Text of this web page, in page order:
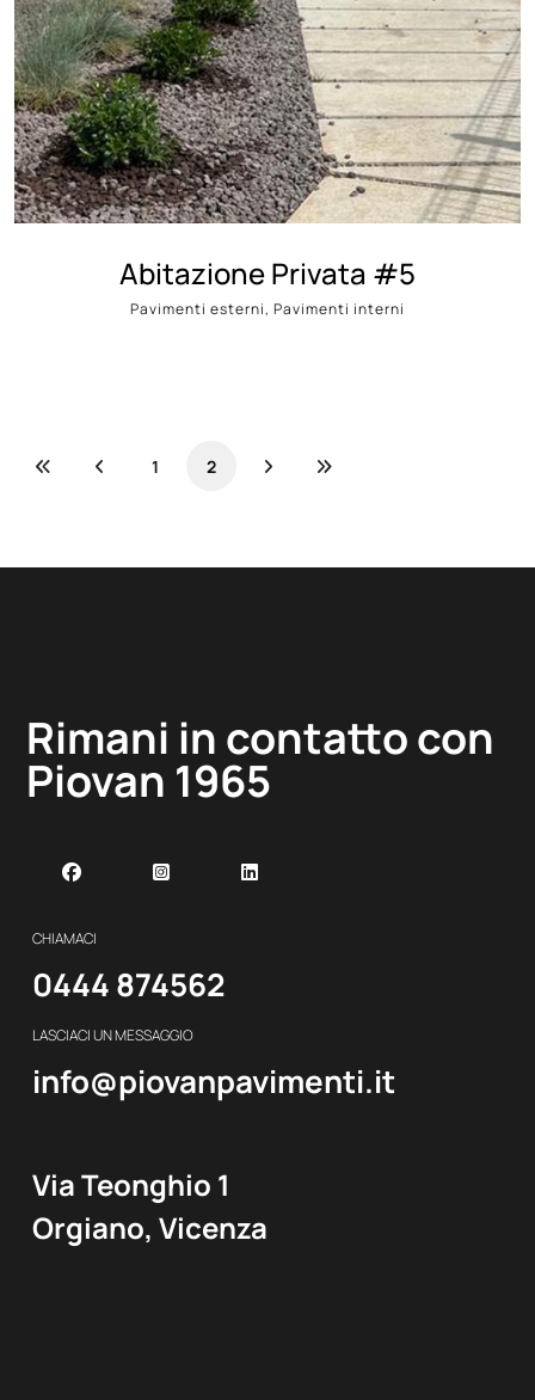
Abitazione Privata #5
Pavimenti esterni, Pavimenti interni
1 2
Rimani in contatto con
Piovan 1965
FacebookInstagramLinkedin
CHIAMACI
0444 874562
LASCIACI UN MESSAGGIO
info@piovanpavimenti.it
Via Teonghio 1
Orgiano, Vicenza